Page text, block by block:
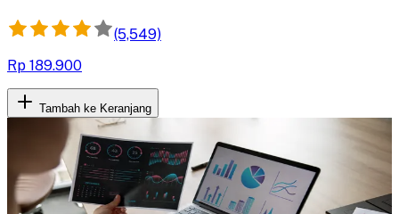
(5,549)
Rp 189.900
Tambah ke Keranjang